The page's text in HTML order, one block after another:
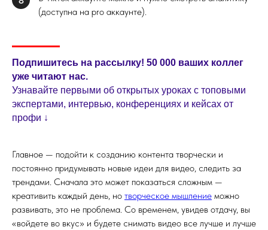
(доступна на pro аккаунте).
Подпишитесь на рассылку! 50 000 ваших коллег
уже читают нас.
Узнавайте первыми об открытых уроках с топовыми
экспертами, интервью, конференциях и кейсах от
профи ↓
Главное — подойти к созданию контента творчески и
постоянно придумывать новые идеи для видео, следить за
трендами. Сначала это может показаться сложным —
креативить каждый день, но творческое мышление можно
развивать, это не проблема. Со временем, увидев отдачу, вы
«войдете во вкус» и будете снимать видео все лучше и лучше